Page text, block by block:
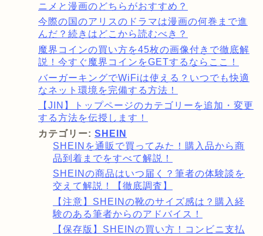
ニメと漫画のどちらがおすすめ？
今際の国のアリスのドラマは漫画の何巻まで進
んだ？続きはどこから読むべき？
魔界コインの買い方を45枚の画像付きで徹底解
説！今すぐ魔界コインをGETするならここ！
バーガーキングでWiFiは使える？いつでも快適
なネット環境を完備する方法！
【JIN】トップページのカテゴリーを追加・変更
する方法を伝授します！
カテゴリー: SHEIN
SHEINを通販で買ってみた！購入品から商
品到着までをすべて解説！
SHEINの商品はいつ届く？筆者の体験談を
交えて解説！【徹底調査】
【注意】SHEINの靴のサイズ感は？購入経
験のある筆者からのアドバイス！
【保存版】SHEINの買い方！コンビニ支払